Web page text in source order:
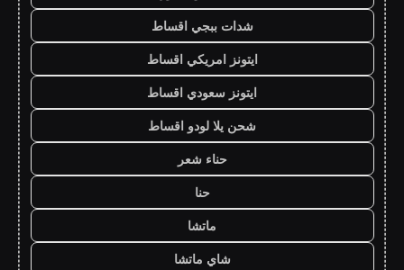
شدات ببجي اقساط
ايتونز امريكي اقساط
ايتونز سعودي اقساط
شحن يلا لودو اقساط
حناء شعر
حنا
ماتشا
شاي ماتشا